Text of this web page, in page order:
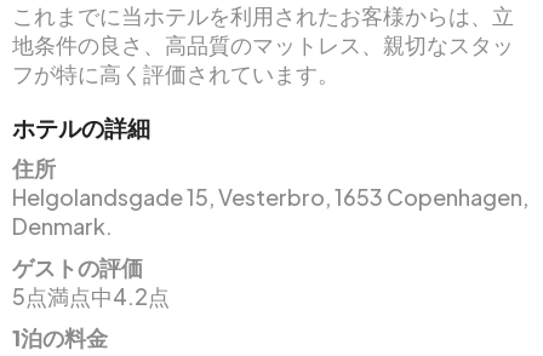
これまでに当ホテルを利用されたお客様からは、立
地条件の良さ、高品質のマットレス、親切なスタッ
フが特に高く評価されています。
ホテルの詳細
住所
Helgolandsgade 15, Vesterbro, 1653 Copenhagen,
Denmark.
ゲストの評価
5点満点中4.2点
1泊の料金